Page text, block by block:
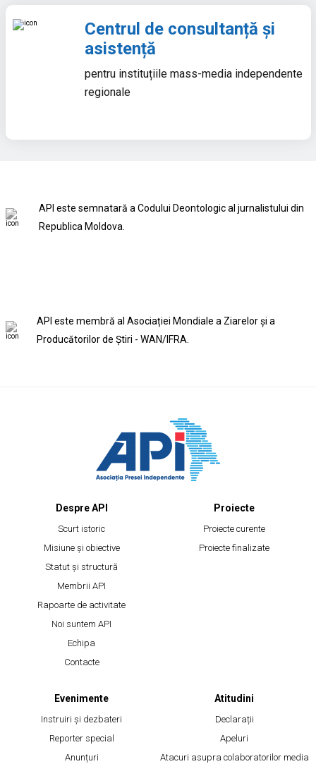
Centrul de consultanță și
asistență
pentru instituțiile mass-media independente
regionale
API este semnatară a Codului Deontologic al jurnalistului din
Republica Moldova.
API este membră al Asociației Mondiale a Ziarelor și a
Producătorilor de Știri - WAN/IFRA.
Despre API
Scurt istoric
Misiune și obiective
Statut și structură
Membrii API
Rapoarte de activitate
Noi suntem API
Echipa
Contacte
Proiecte
Proiecte curente
Proiecte finalizate
Evenimente
Instruiri și dezbateri
Reporter special
Anunțuri
Atitudini
Declarații
Apeluri
Atacuri asupra colaboratorilor media